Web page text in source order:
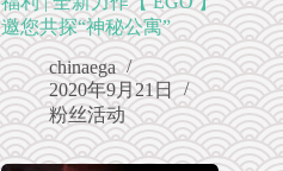
邀您共探“神秘公寓”
chinaega
2020年9月21日
粉丝活动